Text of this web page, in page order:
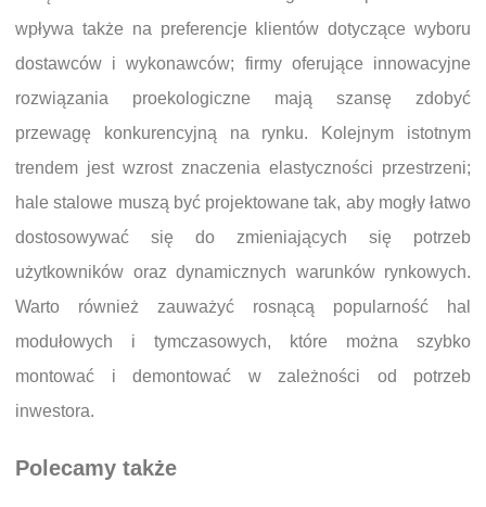
wpływa także na preferencje klientów dotyczące wyboru
dostawców i wykonawców; firmy oferujące innowacyjne
rozwiązania proekologiczne mają szansę zdobyć
przewagę konkurencyjną na rynku. Kolejnym istotnym
trendem jest wzrost znaczenia elastyczności przestrzeni;
hale stalowe muszą być projektowane tak, aby mogły łatwo
dostosowywać się do zmieniających się potrzeb
użytkowników oraz dynamicznych warunków rynkowych.
Warto również zauważyć rosnącą popularność hal
modułowych i tymczasowych, które można szybko
montować i demontować w zależności od potrzeb
inwestora.
Polecamy także